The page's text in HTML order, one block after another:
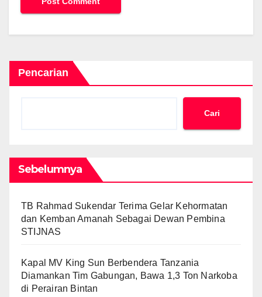
Pencarian
Cari
Sebelumnya
TB Rahmad Sukendar Terima Gelar Kehormatan
dan Kemban Amanah Sebagai Dewan Pembina
STIJNAS
Kapal MV King Sun Berbendera Tanzania
Diamankan Tim Gabungan, Bawa 1,3 Ton Narkoba
di Perairan Bintan